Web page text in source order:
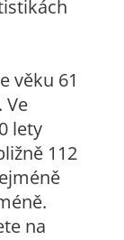
věku 61
Ve
lety
112
na